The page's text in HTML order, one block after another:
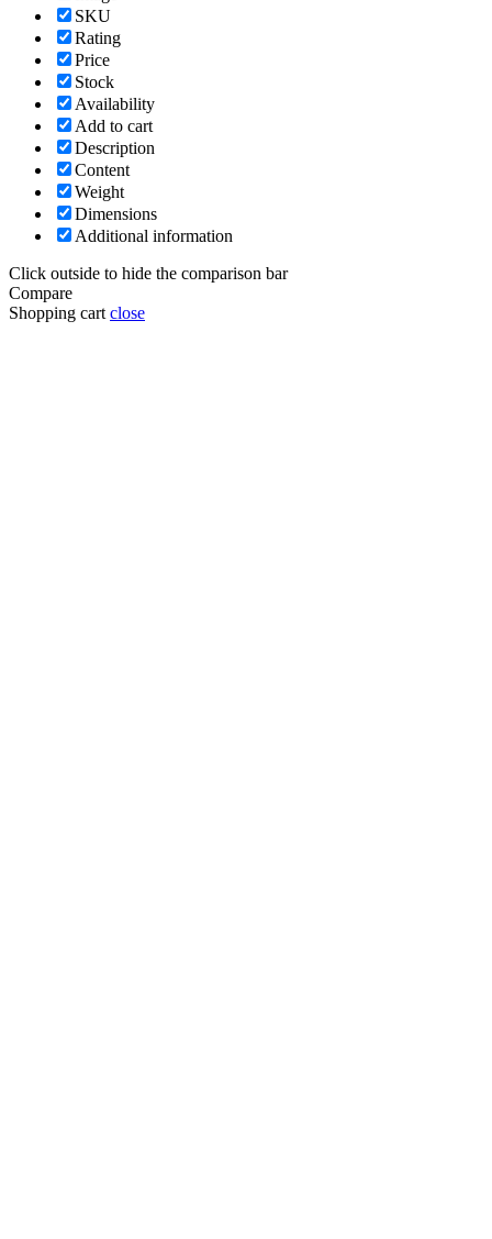
SKU
Rating
Price
Stock
Availability
Add to cart
Description
Content
Weight
Dimensions
Additional information
Click outside to hide the comparison bar
Compare
Shopping cart close